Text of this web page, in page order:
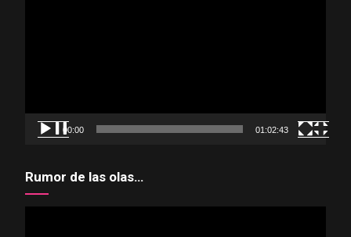
00:00 01:02:43
Rumor de las olas…